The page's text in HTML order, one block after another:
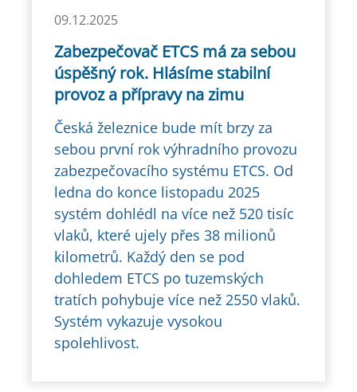
09.12.2025
Zabezpečovač ETCS má za sebou
úspěšný rok. Hlásíme stabilní
provoz a přípravy na zimu
Česká železnice bude mít brzy za
sebou první rok výhradního provozu
zabezpečovacího systému ETCS. Od
ledna do konce listopadu 2025
systém dohlédl na více než 520 tisíc
vlaků, které ujely přes 38 milionů
kilometrů. Každý den se pod
dohledem ETCS po tuzemských
tratích pohybuje více než 2550 vlaků.
Systém vykazuje vysokou
spolehlivost.